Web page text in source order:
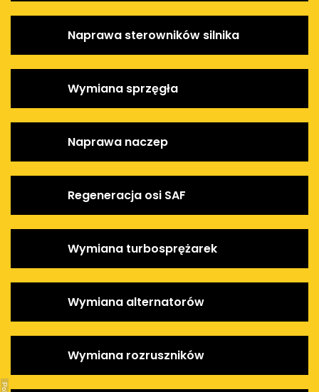
Naprawa sterowników silnika
Wymiana sprzęgła
Naprawa naczep
Regeneracja osi SAF
Wymiana turbosprężarek
Wymiana alternatorów
Wymiana rozruszników